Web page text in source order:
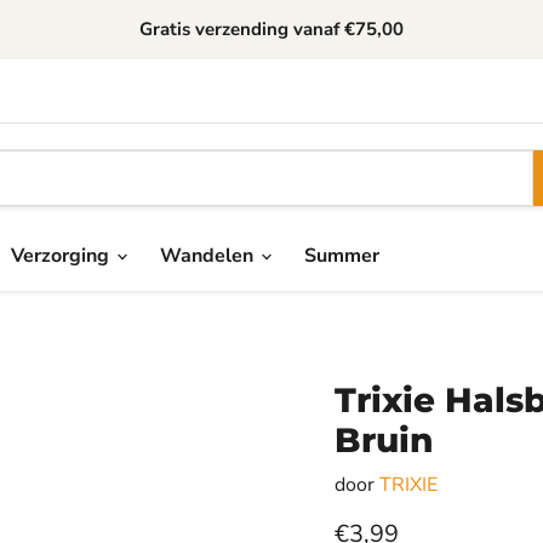
Gratis verzending vanaf €75,00
Verzorging
Wandelen Summer
Trixie
Bruin
doorTRIXIE
Huidige prijs
€3,99